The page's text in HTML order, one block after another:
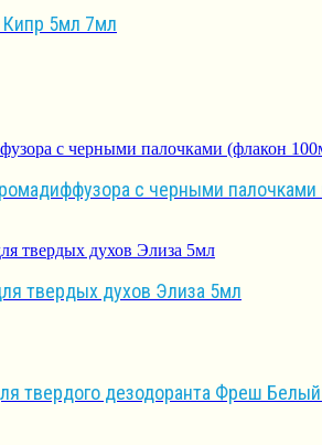
Кипр 5мл 7мл
с черными
твердых духов Элиза 5мл
твердого дезодоранта Фреш Белый